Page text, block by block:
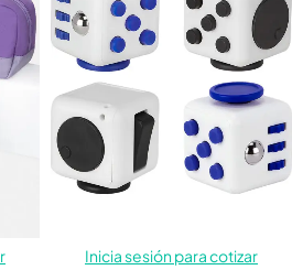
Inicia sesión para cotizar